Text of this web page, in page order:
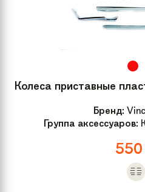
Колеса приставные
Бренд:
Группа аксессуаров:
550